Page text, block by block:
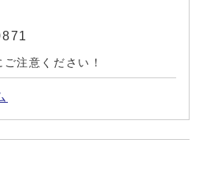
注意ください！